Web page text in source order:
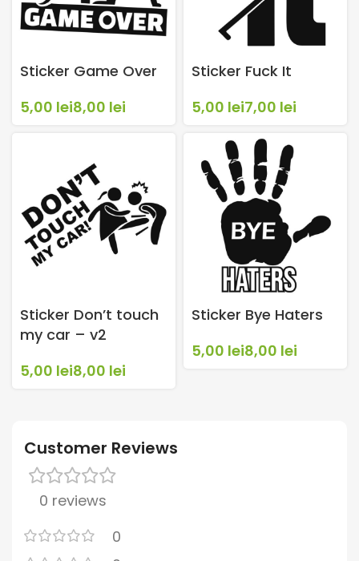
Sticker Game Over
lei
lei
Sticker Fuck It
lei
lei
Sticker Don’t touch
my car – v2
lei
lei
Sticker Bye Haters
lei
lei
Customer Reviews
0 reviews
0